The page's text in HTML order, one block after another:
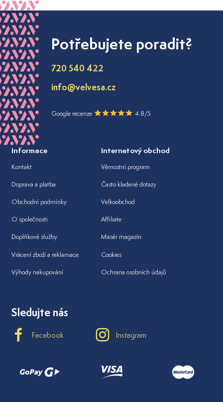
Potřebujete poradit?
720 540 422
info@velvesa.cz
Google recenze 4.8/5
Informace
Kontakt
Doprava a platba
Obchodní podmínky
O společnosti
Doplňkové služby
Vrácení zboží a reklamace
Výhody nakupování
Internetový obchod
Věrnostní program
Často kladené dotazy
Velkoobchod
Affiliate
Masér magazín
Cookies
Ochrana osobních údajů
Sledujte nás
Facebook Instagram